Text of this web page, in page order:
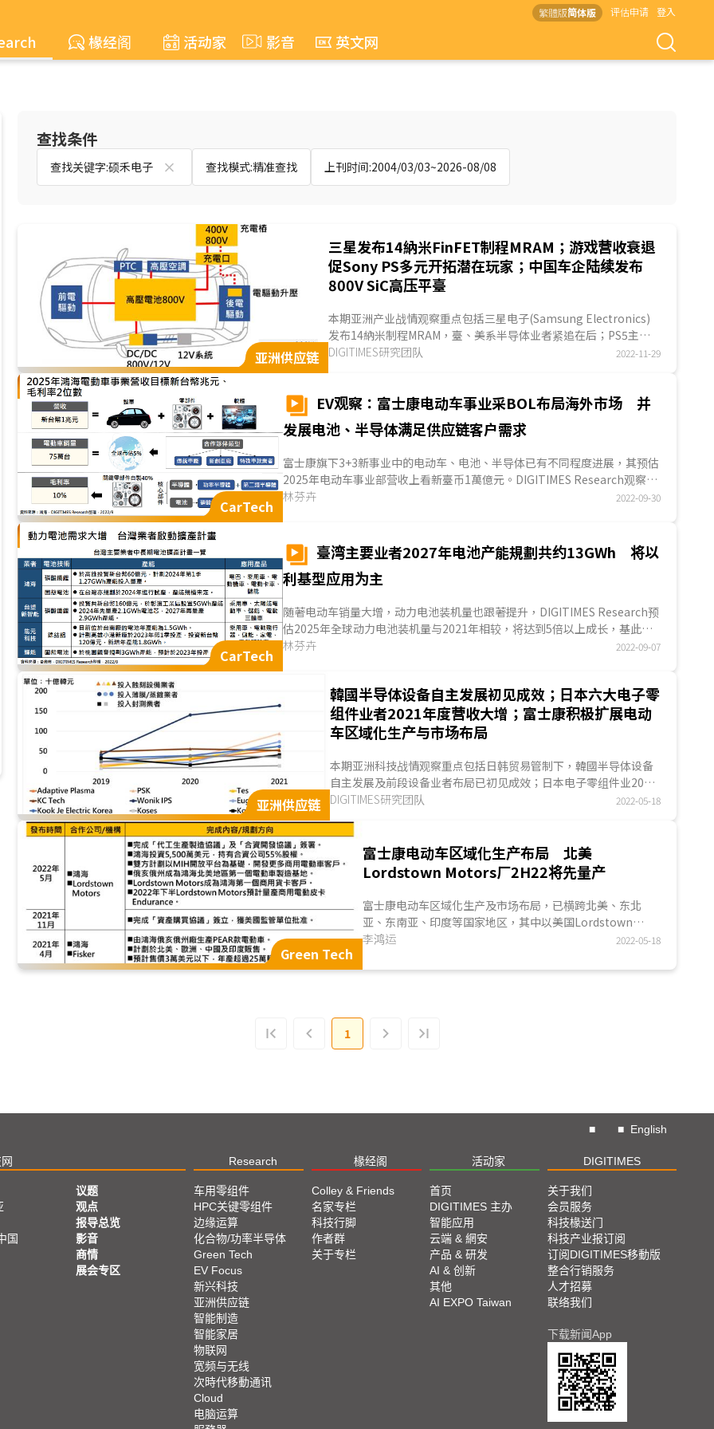
繁體版简体版 评估申请 登入
椽经阁 活动家 影音 英文网
查找条件
查找关键字:硕禾电子 查找模式:精准查找 上刊时间:2004/03/03~2026-08/08
亚洲供应链
三星发布14納米FinFET制程MRAM；游戏营收衰退
促Sony PS多元开拓潜在玩家；中国车企陆续发布
800V SiC高压平臺
本期亚洲产业战情观察重点包括三星电子(Samsung Electronics)
发布14納米制程MRAM，臺、美系半导体业者紧追在后；PS5主机
销量受制于芯片短缺并影响游戏营收，促使...
DIGITIMES研究团队 2022-11-29
CarTech
EV观察：富士康电动车事业采BOL布局海外市场 并
发展电池、半导体满足供应链客户需求
富士康旗下3+3新事业中的电动车、电池、半导体已有不同程度进展，其预估
2025年电动车事业部营收上看新臺币1萬億元。DIGITIMES Research观察，
富士康电动车制造采用BOL (...
林芬卉 2022-09-30
CarTech
臺湾主要业者2027年电池产能規劃共约13GWh 将以
利基型应用为主
随著电动车销量大增，动力电池装机量也跟著提升，DIGITIMES Research预
估2025年全球动力电池装机量与2021年相较，将达到5倍以上成长，基此，
臺湾业者如富士康、臺塑...
林芬卉 2022-09-07
亚洲供应链
韓國半导体设备自主发展初见成效；日本六大电子零
组件业者2021年度营收大增；富士康积极扩展电动
车区域化生产与市场布局
本期亚洲科技战情观察重点包括日韩贸易管制下，韓國半导体设备
自主发展及前段设备业者布局已初见成效；日本电子零组件业2021
年度受惠半导体及车用市场需求畅旺，六大业...
DIGITIMES研究团队 2022-05-18
Green Tech
富士康电动车区域化生产布局 北美
Lordstown Motors厂2H22将先量产
富士康电动车区域化生产及市场布局，已横跨北美、东北
亚、东南亚、印度等国家地区，其中以美国Lordstown
Motors厂预计2022年下半量产的进展最快。
李鸿运 2022-05-18
1
■ ■ English
Research 椽经阁 活动家 DIGITIMES
国
议题
观点
报导总览
影音
商情
展会专区
车用零组件
HPC关键零组件
边缘运算
化合物/功率半导体
Green Tech
EV Focus
新兴科技
亚洲供应链
智能制造
智能家居
物联网
宽频与无线
次時代移動通讯
Cloud
电脑运算
Colley & Friends
名家专栏
科技行脚
作者群
关于专栏
首页
DIGITIMES 主办
智能应用
云端 & 網安
产品 & 研发
AI & 创新
其他
AI EXPO Taiwan
关于我们
会员服务
科技椽送门
科技产业报订阅
订阅DIGITIMES移動版
整合行销服务
人才招募
联络我们
下载新闻App